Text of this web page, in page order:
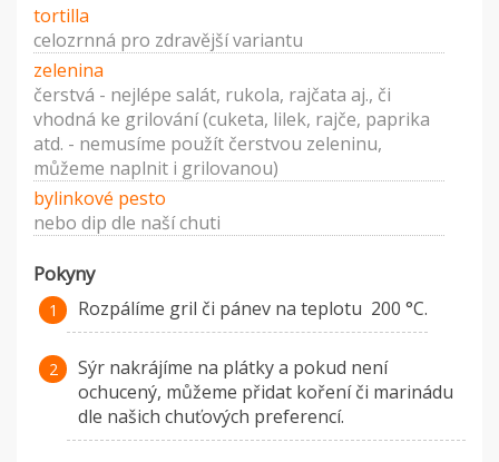
tortilla
celozrnná pro zdravější variantu
zelenina
čerstvá - nejlépe salát, rukola, rajčata aj., či
vhodná ke grilování (cuketa, lilek, rajče, paprika
atd. - nemusíme použít čerstvou zeleninu,
můžeme naplnit i grilovanou)
bylinkové pesto
nebo dip dle naší chuti
Pokyny
Rozpálíme gril či pánev na teplotu 200 °C.
Sýr nakrájíme na plátky a pokud není
ochucený, můžeme přidat koření či marinádu
dle našich chuťových preferencí.